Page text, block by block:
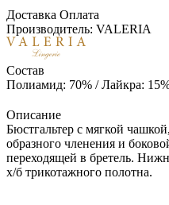
Доставка Оплата
Производитель: VALERIA
Состав
Полиамид: 70% / Лайкра:
Описание
Бюстгальтер с мягкой
образного членения и
переходящей в бретель.
х/б трикотажного полотна.